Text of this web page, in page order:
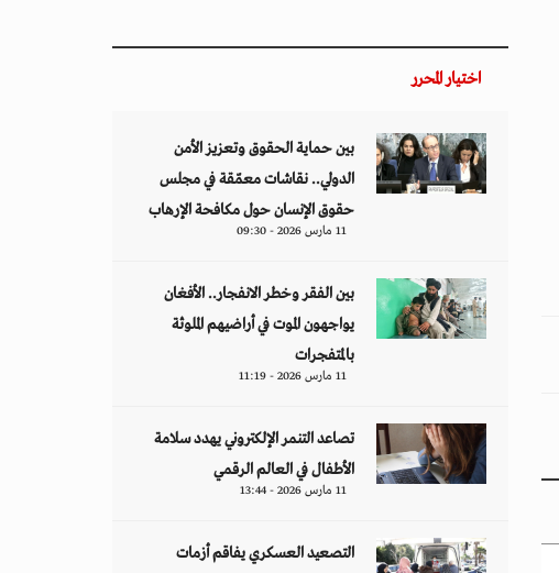
اختيار المحرر
بين حماية الحقوق وتعزيز الأمن
الدولي.. نقاشات معمّقة في مجلس
حقوق الإنسان حول مكافحة الإرهاب
11 مارس 2026 - 09:30
بين الفقر وخطر الانفجار.. الأفغان
يواجهون الموت في أراضيهم الملوثة
بالمتفجرات
11 مارس 2026 - 11:19
تصاعد التنمر الإلكتروني يهدد سلامة
الأطفال في العالم الرقمي
11 مارس 2026 - 13:44
التصعيد العسكري يفاقم أزمات